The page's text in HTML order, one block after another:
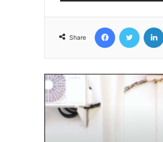
Share